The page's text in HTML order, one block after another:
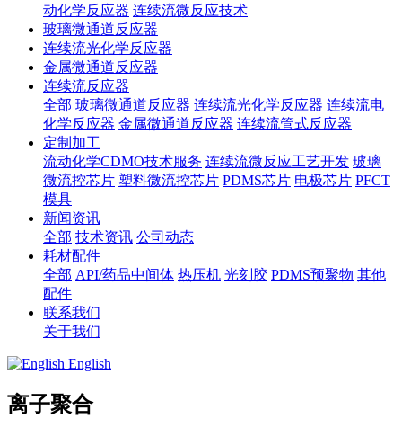
动化学反应器 连续流微反应技术
玻璃微通道反应器
连续流光化学反应器
金属微通道反应器
连续流反应器
全部 玻璃微通道反应器 连续流光化学反应器 连续流电
化学反应器 金属微通道反应器 连续流管式反应器
定制加工
流动化学CDMO技术服务 连续流微反应工艺开发 玻璃
微流控芯片 塑料微流控芯片 PDMS芯片 电极芯片 PFCT
模具
新闻资讯
全部 技术资讯 公司动态
耗材配件
全部 API/药品中间体 热压机 光刻胶 PDMS预聚物 其他
配件
联系我们
关于我们
English
离子聚合